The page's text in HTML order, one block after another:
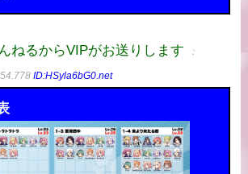
ねるからVIPがお送りします ：
ID:HSyla6bG0.net